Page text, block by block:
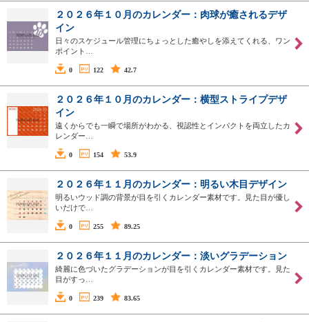
２０２６年１０月のカレンダー：肉球が癒されるデザ
イン
日々のスケジュール管理にちょっとした癒やしを添えてくれる、ワン
ポイント…
0 122 42.7
２０２６年１０月のカレンダー：横型ストライプデザ
イン
遠くからでも一瞬で場所がわかる、視認性とインパクトを両立したカ
レンダー…
0 154 53.9
２０２６年１１月のカレンダー：明るい木目デザイン
明るいウッド調の背景が目を引くカレンダー素材です。見た目が優し
いだけで…
0 255 89.25
２０２６年１１月のカレンダー：淡いグラデーション
綺麗に色づいたグラデーションが目を引くカレンダー素材です。見た
目がすっ…
0 239 83.65